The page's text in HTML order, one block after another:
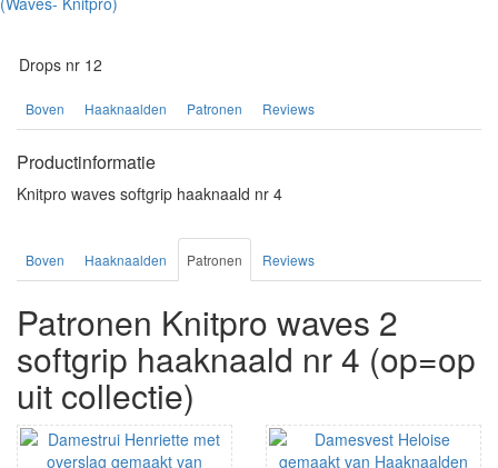
Drops nr 12
Boven Haaknaalden Patronen Reviews
Productinformatie
Knitpro waves softgrip haaknaald nr 4
Boven Haaknaalden Patronen Reviews
Patronen Knitpro waves 2
softgrip haaknaald nr 4 (op=op
uit collectie)